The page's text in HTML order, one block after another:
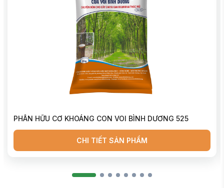
PHÂN HỮU CƠ KHOÁNG CON VOI BÌNH DƯƠNG 525
CHI TIẾT SẢN PHẨM